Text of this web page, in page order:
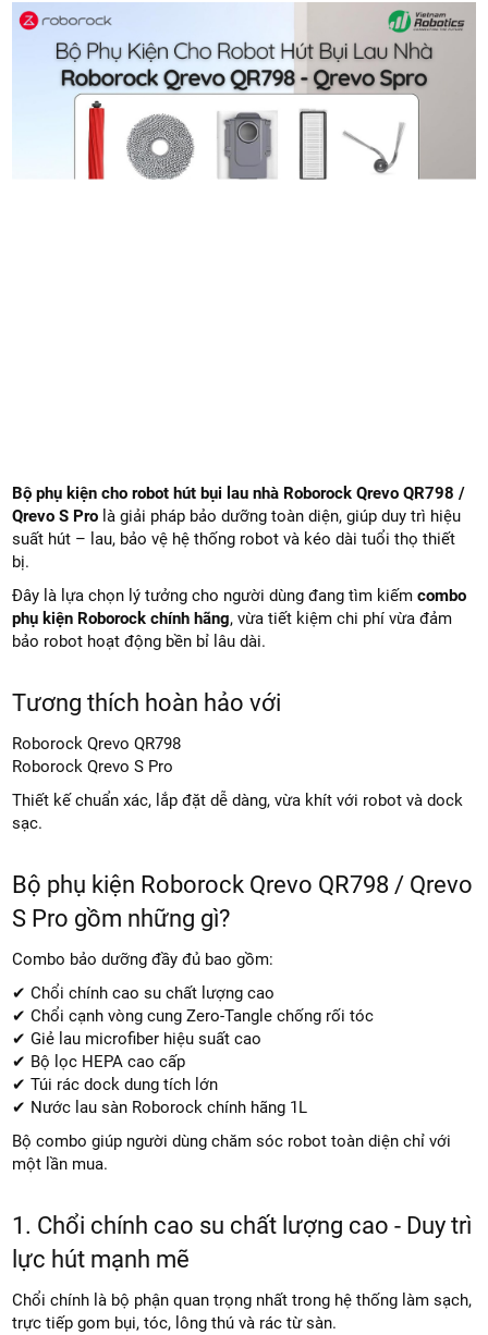
Bộ phụ kiện cho robot hút bụi lau nhà Roborock Qrevo QR798 /
Qrevo S Pro là giải pháp bảo dưỡng toàn diện, giúp duy trì hiệu
suất hút – lau, bảo vệ hệ thống robot và kéo dài tuổi thọ thiết
bị.
Đây là lựa chọn lý tưởng cho người dùng đang tìm kiếmcombo
phụ kiện Roborock chính hãng, vừa tiết kiệm chi phí vừa đảm
bảo robot hoạt động bền bỉ lâu dài.
Tương thích hoàn hảo với
Roborock Qrevo QR798
Roborock Qrevo S Pro
Thiết kế chuẩn xác, lắp đặt dễ dàng, vừa khít với robot và dock
sạc.
Bộ phụ kiện Roborock Qrevo QR798 / Qrevo
S Pro gồm những gì?
Combo bảo dưỡng đầy đủ bao gồm:
✔ Chổi chính cao su chất lượng cao
✔ Chổi cạnh vòng cung Zero-Tangle chống rối tóc
✔ Giẻ lau microfiber hiệu suất cao
✔ Bộ lọc HEPA cao cấp
✔ Túi rác dock dung tích lớn
✔ Nước lau sàn Roborock chính hãng 1L
Bộ combo giúp người dùng chăm sóc robot toàn diện chỉ với
một lần mua.
1. Chổi chính cao su chất lượng cao - Duy trì
lực hút mạnh mẽ
Chổi chính là bộ phận quan trọng nhất trong hệ thống làm sạch,
trực tiếp gom bụi, tóc, lông thú và rác từ sàn.